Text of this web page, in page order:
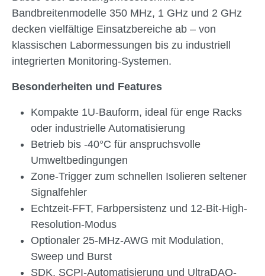
Bandbreitenmodelle 350 MHz, 1 GHz und 2 GHz
decken vielfältige Einsatzbereiche ab – von
klassischen Labormessungen bis zu industriell
integrierten Monitoring-Systemen.
Besonderheiten und Features
Kompakte 1U-Bauform, ideal für enge Racks
oder industrielle Automatisierung
Betrieb bis -40°C für anspruchsvolle
Umweltbedingungen
Zone-Trigger zum schnellen Isolieren seltener
Signalfehler
Echtzeit-FFT, Farbpersistenz und 12-Bit-High-
Resolution-Modus
Optionaler 25-MHz-AWG mit Modulation,
Sweep und Burst
SDK, SCPI-Automatisierung und UltraDAQ-